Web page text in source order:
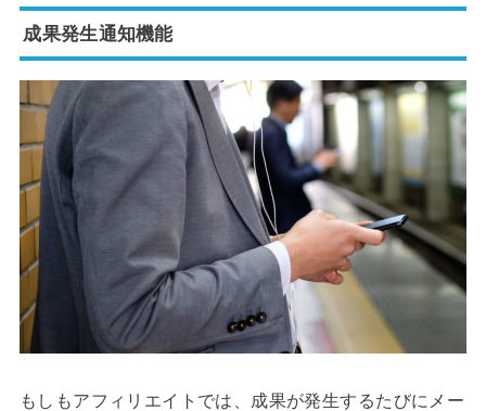
成果発生通知機能
もしもアフィリエイトでは、成果が発生するたびにメー